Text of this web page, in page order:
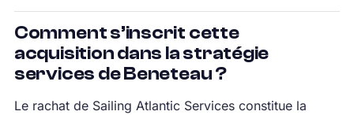
Comment s’inscrit cette
acquisition dans la stratégie
services de Beneteau ?
Le rachat de Sailing Atlantic Services constitue la